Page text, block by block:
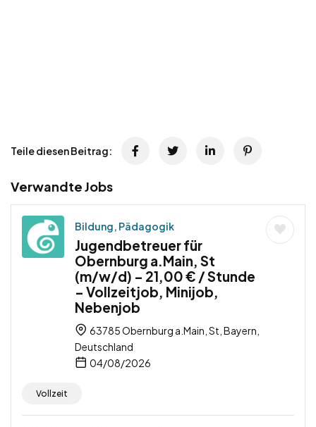
Teile diesen Beitrag:
Verwandte Jobs
Bildung, Pädagogik
Jugendbetreuer für
Obernburg a.Main, St
(m/w/d) – 21,00 € / Stunde
– Vollzeitjob, Minijob,
Nebenjob
63785 Obernburg a.Main, St, Bayern,
Deutschland
04/08/2026
Vollzeit